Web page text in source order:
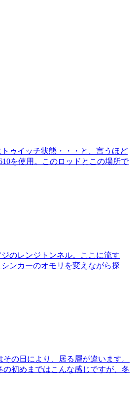
ゥイッチ状態・・・と、言うほど
を使用。このロッドとこの場所で
のレンジトンネル。ここに流す
ンカーのオモリを変えながら探
の日により、居る層が違います。
初めまではこんな感じですが、冬